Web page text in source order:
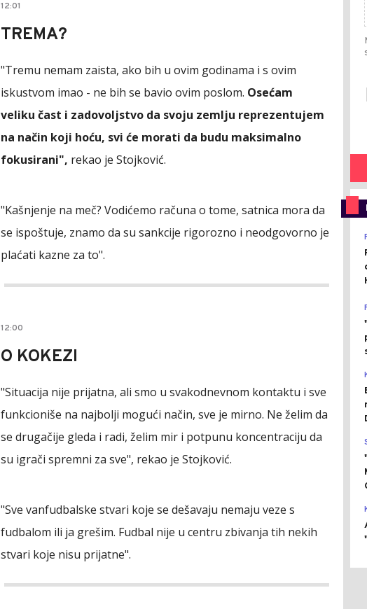
12:01
TREMA?
"Tremu nemam zaista, ako bih u ovim godinama i s ovim
iskustvom imao - ne bih se bavio ovim poslom. Osećam
veliku čast i zadovoljstvo da svoju zemlju reprezentujem
na način koji hoću, svi će morati da budu maksimalno
fokusirani", rekao je Stojković.
"Kašnjenje na meč? Vodićemo računa o tome, satnica mora da
se ispoštuje, znamo da su sankcije rigorozno i neodgovorno je
plaćati kazne za to".
12:00
O KOKEZI
"Situacija nije prijatna, ali smo u svakodnevnom kontaktu i sve
funkcioniše na najbolji mogući način, sve je mirno. Ne želim da
se drugačije gleda i radi, želim mir i potpunu koncentraciju da
su igrači spremni za sve", rekao je Stojković.
"Sve vanfudbalske stvari koje se dešavaju nemaju veze s
fudbalom ili ja grešim. Fudbal nije u centru zbivanja tih nekih
stvari koje nisu prijatne".